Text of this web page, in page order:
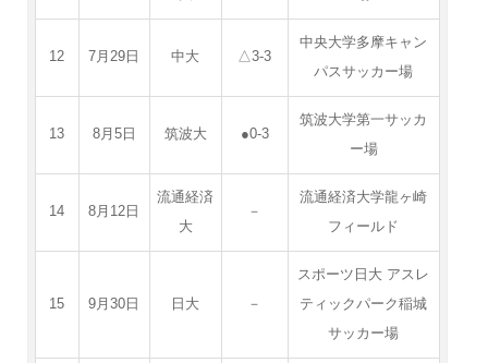
12 7月29日 中大 △3-3
中央大学多摩キャン
パスサッカー場
13 8月5日 筑波大 ●0-3
筑波大学第一サッカ
ー場
14 8月12日
流通経済
大
－
流通経済大学龍ヶ崎
フィールド
15 9月30日 日大 －
スポーツ日大 アスレ
ティックパーク稲城
サッカー場